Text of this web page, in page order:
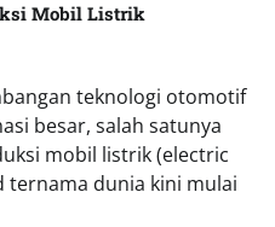
Mobil Listrik
teknologi otomotif
besar, salah satunya
mobil listrik (electric
ternama dunia kini mulai